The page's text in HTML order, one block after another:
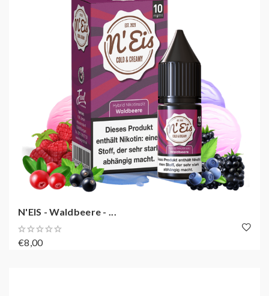
N'EIS - Waldbeere - ...
€8,00